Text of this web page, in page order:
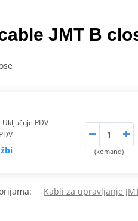
JMT B
Uključuje PDV
(komand)
Kabli za upravljanje